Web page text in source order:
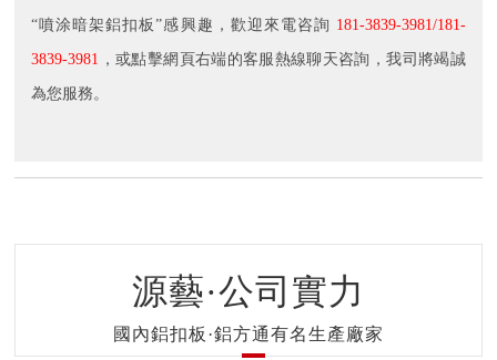
“噴涂暗架鋁扣板”感興趣，歡迎來電咨詢 181-3839-3981/181-
3839-3981 ，或點擊網頁右端的客服熱線聊天咨詢，我司將竭誠
為您服務。
源藝·公司實力
國內鋁扣板·鋁方通有名生產廠家